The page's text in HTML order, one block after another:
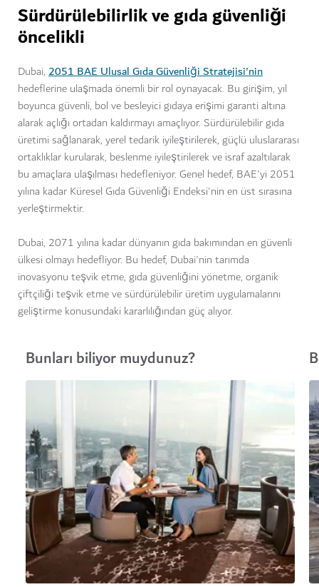
Sürdürülebilirlik ve gıda güvenliği
öncelikli
Dubai, 2051 BAE Ulusal Gıda Güvenliği Stratejisi'nin
hedeflerine ulaşmada önemli bir rol oynayacak. Bu girişim, yıl
boyunca güvenli, bol ve besleyici gıdaya erişimi garanti altına
alarak açlığı ortadan kaldırmayı amaçlıyor. Sürdürülebilir gıda
üretimi sağlanarak, yerel tedarik iyileştirilerek, güçlü uluslararası
ortaklıklar kurularak, beslenme iyileştirilerek ve israf azaltılarak
bu amaçlara ulaşılması hedefleniyor. Genel hedef, BAE'yi 2051
yılına kadar Küresel Gıda Güvenliği Endeksi'nin en üst sırasına
yerleştirmektir.
Dubai, 2071 yılına kadar dünyanın gıda bakımından en güvenli
ülkesi olmayı hedefliyor. Bu hedef, Dubai'nin tarımda
inovasyonu teşvik etme, gıda güvenliğini yönetme, organik
çiftçiliği teşvik etme ve sürdürülebilir üretim uygulamalarını
geliştirme konusundaki kararlılığından güç alıyor.
Bunları biliyor muydunuz?